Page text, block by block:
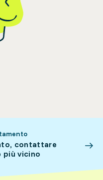
contattare
più vicino